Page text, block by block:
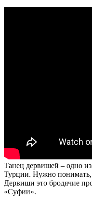
Танец дервишей – одно
Турции. Нужно понимать,
Дервиши это бродячие
«Суфии».